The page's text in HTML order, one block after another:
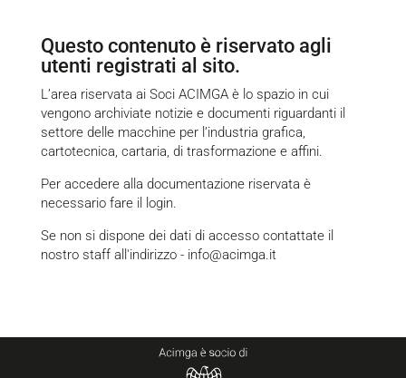
Questo contenuto è riservato agli
utenti registrati al sito.
L’area riservata ai Soci ACIMGA è lo spazio in cui
vengono archiviate notizie e documenti riguardanti il
settore delle macchine per l’industria grafica,
cartotecnica, cartaria, di trasformazione e affini.
Per accedere alla documentazione riservata è
necessario fare il login.
Se non si dispone dei dati di accesso contattate il
nostro staff all'indirizzo - info@acimga.it